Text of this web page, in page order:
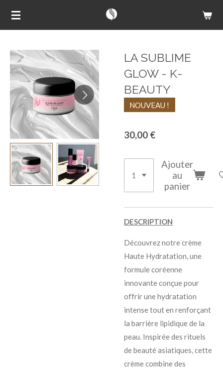
Passer
principal
LA SUBLIME
GLOW - K-
BEAUTY
NOUVEAU !
30,00 €
Ajouter
au
panier
DESCRIPTION
Découvrez notre crème
Haute Hydratation, une
formule coréenne
innovante conçue pour
offrir une hydratation
intense tout en renforçant
la barrière lipidique de la
peau. Inspirée des rituels
de beauté asiatiques, cette
crème combine des